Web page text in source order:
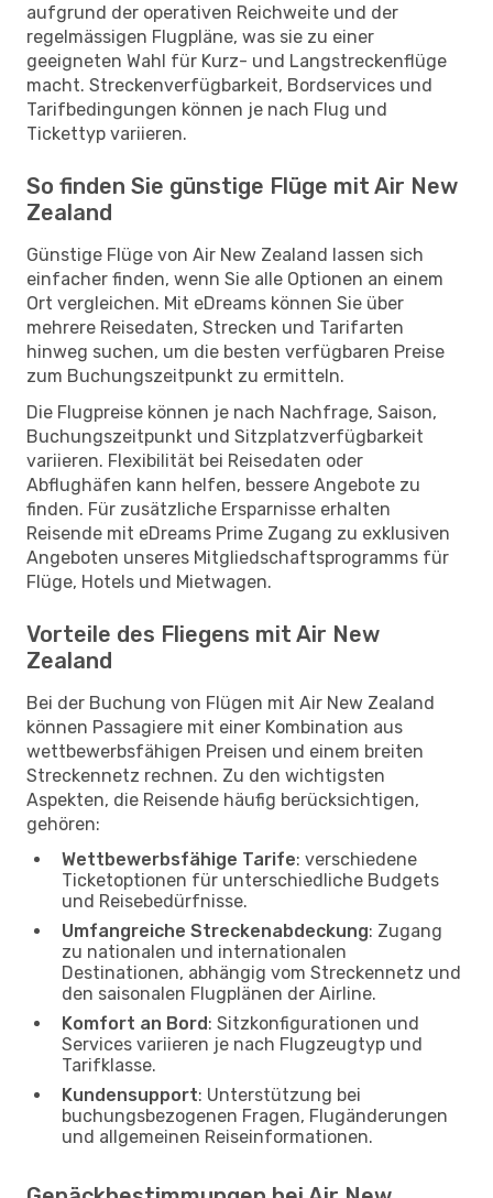
aufgrund der operativen Reichweite und der
regelmässigen Flugpläne, was sie zu einer
geeigneten Wahl für Kurz- und Langstreckenflüge
macht. Streckenverfügbarkeit, Bordservices und
Tarifbedingungen können je nach Flug und
Tickettyp variieren.
So finden Sie günstige Flüge mit Air New
Zealand
Günstige Flüge von Air New Zealand lassen sich
einfacher finden, wenn Sie alle Optionen an einem
Ort vergleichen. Mit eDreams können Sie über
mehrere Reisedaten, Strecken und Tarifarten
hinweg suchen, um die besten verfügbaren Preise
zum Buchungszeitpunkt zu ermitteln.
Die Flugpreise können je nach Nachfrage, Saison,
Buchungszeitpunkt und Sitzplatzverfügbarkeit
variieren. Flexibilität bei Reisedaten oder
Abflughäfen kann helfen, bessere Angebote zu
finden. Für zusätzliche Ersparnisse erhalten
Reisende mit eDreams Prime Zugang zu exklusiven
Angeboten unseres Mitgliedschaftsprogramms für
Flüge, Hotels und Mietwagen.
Vorteile des Fliegens mit Air New
Zealand
Bei der Buchung von Flügen mit Air New Zealand
können Passagiere mit einer Kombination aus
wettbewerbsfähigen Preisen und einem breiten
Streckennetz rechnen. Zu den wichtigsten
Aspekten, die Reisende häufig berücksichtigen,
gehören:
Wettbewerbsfähige Tarife: verschiedene
Ticketoptionen für unterschiedliche Budgets
und Reisebedürfnisse.
Umfangreiche Streckenabdeckung: Zugang
zu nationalen und internationalen
Destinationen, abhängig vom Streckennetz und
den saisonalen Flugplänen der Airline.
Komfort an Bord: Sitzkonfigurationen und
Services variieren je nach Flugzeugtyp und
Tarifklasse.
Kundensupport: Unterstützung bei
buchungsbezogenen Fragen, Flugänderungen
und allgemeinen Reiseinformationen.